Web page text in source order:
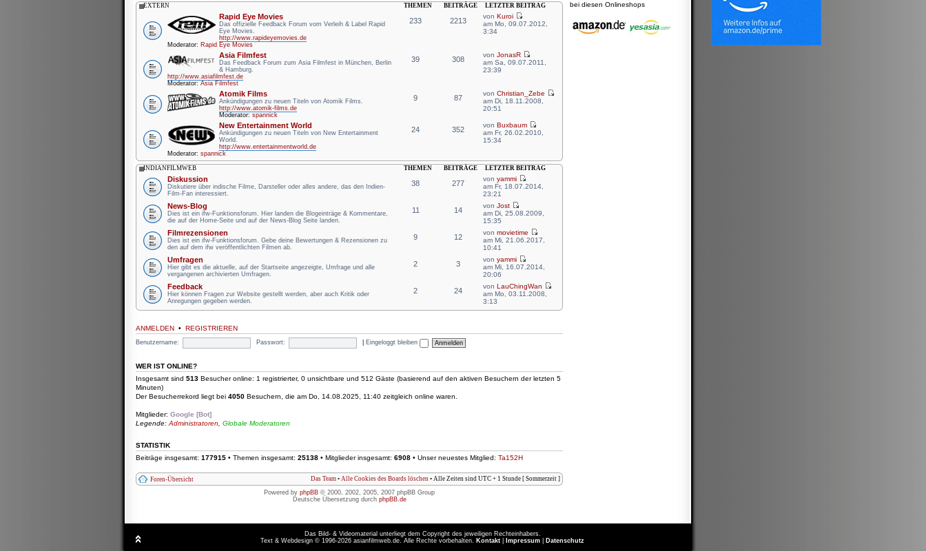
EXTERN THEMEN BEITRÄGE LETZTER BEITRAG
Rapid Eye Movies
Das offizielle Feedback Forum vom Verleih & Label Rapid
Eye Movies.
http://www.rapideyemovies.de
Moderator: Rapid Eye Movies
233 2213
vonKuroi
am Mo, 09.07.2012,
3:34
Asia Filmfest
Das Feedback Forum zum Asia Filmfest in München, Berlin
& Hamburg.
http://www.asiafilmfest.de
Moderator: Asia Filmfest
39 308
vonJonasR
am Sa, 09.07.2011,
23:39
Atomik Films
Ankündigungen zu neuen Titeln von Atomik Films.
http://www.atomik-films.de
Moderator: spannick
9 87
vonChristian_Zebe
am Di, 18.11.2008,
20:51
New Entertainment World
Ankündigungen zu neuen Titeln von New Entertainment
World.
http://www.entertainmentworld.de
Moderator: spannick
24 352
vonBuxbaum
am Fr, 26.02.2010,
15:34
INDIANFILMWEB THEMEN BEITRÄGE LETZTER BEITRAG
Diskussion
Diskutiere über indische Filme, Darsteller oder alles andere, das den Indien-
Film-Fan interessiert.
38 277
vonyammi
am Fr, 18.07.2014,
23:21
News-Blog
Dies ist ein ifw-Funktionsforum. Hier landen die Blogeinträge & Kommentare,
die auf der Home-Seite und auf der News-Blog Seite landen.
11 14
vonJost
am Di, 25.08.2009,
15:35
Filmrezensionen
Dies ist ein ifw-Funktionsforum. Gebe deine Bewertungen & Rezensionen zu
den auf dem ifw veröffentlichten Filmen ab.
9 12
vonmovietime
am Mi, 21.06.2017,
10:41
Umfragen
Hier gibt es die aktuelle, auf der Startseite angezeigte, Umfrage und alle
vergangenen archivierten Umfragen.
2 3
vonyammi
am Mi, 16.07.2014,
20:06
Feedback
Hier können Fragen zur Website gestellt werden, aber auch Kritik oder
Anregungen gegeben werden.
2 24
vonLauChingWan
am Mo, 03.11.2008,
3:13
ANMELDEN • REGISTRIEREN
Benutzername: Passwort: Eingeloggt bleiben
WER IST ONLINE?
Insgesamt sind 513 Besucher online: 1 registrierter, 0 unsichtbare und 512 Gäste (basierend auf den aktiven Besuchern der letzten 5
Minuten)
Der Besucherrekord liegt bei 4050 Besuchern, die am Do, 14.08.2025, 11:40 zeitgleich online waren.
Mitglieder: Google [Bot]
Legende: Administratoren Globale Moderatoren
STATISTIK
Beiträge insgesamt: 177915 • Themen insgesamt: 25138 • Mitglieder insgesamt: 6908 • Unser neuestes Mitglied: Ta152H
Foren-Übersicht Das Team • Alle Cookies des Boards löschen • Alle Zeiten sind UTC + 1 Stunde [ Sommerzeit ]
Powered by phpBB © 2000, 2002, 2005, 2007 phpBB Group
Deutsche Übersetzung durch phpBB.de
bei diesen Onlineshops
Das Bild- & Videomaterial unterliegt dem Copyright des jeweiligen Rechteinhabers.
Text & Webdesign © 1996-2026 asianfilmweb.de. Alle Rechte vorbehalten. Kontakt Impressum Datenschutz